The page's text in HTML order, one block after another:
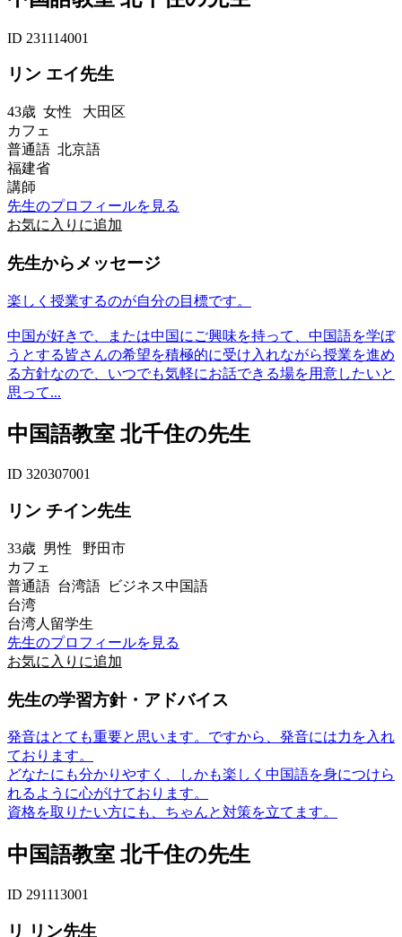
ID 231114001
リン エイ先生
43歳 女性 大田区
カフェ
普通語 北京語
福建省
講師
先生のプロフィールを見る
お気に入りに追加
先生からメッセージ
楽しく授業するのが自分の目標です。
中国が好きで、または中国にご興味を持って、中国語を学ぼ
うとする皆さんの希望を積極的に受け入れながら授業を進め
る方針なので、いつでも気軽にお話できる場を用意したいと
思って...
中国語教室 北千住の先生
ID 320307001
リン チイン先生
33歳 男性 野田市
カフェ
普通語 台湾語 ビジネス中国語
台湾
台湾人留学生
先生のプロフィールを見る
お気に入りに追加
先生の学習方針・アドバイス
発音はとても重要と思います。ですから、発音には力を入れ
ております。
どなたにも分かりやすく、しかも楽しく中国語を身につけら
れるように心がけております。
資格を取りたい方にも、ちゃんと対策を立てます。
中国語教室 北千住の先生
ID 291113001
リ リン先生